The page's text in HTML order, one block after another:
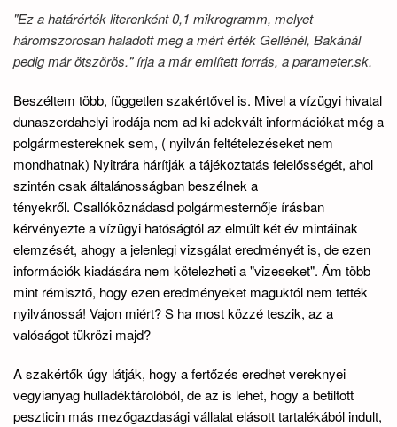
"Eza határérték literenként 0,1 mikrogramm, melyet
háromszorosan haladott meg a mért érték Gellénél, Bakánál
pedig már ötszörös." írja a már említett forrás, a parameter.sk.
Beszéltem több, független szakértővel is. Mivel a vízügyi hivatal
dunaszerdahelyi irodája nem ad ki adekvált információkat még a
polgármestereknek sem, ( nyilván feltételezéseket nem
mondhatnak) Nyitrára hárítják a tájékoztatás felelősségét, ahol
szintén csak általánosságban beszélnek a
tényekről. Csallóköznádasd polgármesternője írásban
kérvényezte a vízügyi hatóságtól az elmúlt két év mintáinak
elemzését, ahogy a jelenlegi vizsgálat eredményét is, de ezen
információk kiadására nem kötelezheti a "vizeseket". Ám több
mint rémisztő, hogy ezen eredményeket maguktól nem tették
nyilvánossá! Vajon miért? S ha most közzé teszik, az a
valóságot tükrözi majd?
A szakértők úgy látják, hogy a fertőzés eredhet vereknyei
vegyianyag hulladéktárolóból, de az is lehet, hogy a betiltott
peszticin más mezőgazdasági vállalat elásott tartalékából indult,